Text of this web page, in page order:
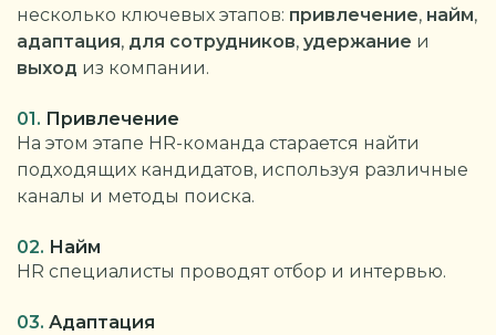
несколько ключевых этапов: привлечение, найм,
адаптация, для сотрудников, удержание и
выход из компании.
01. Привлечение
На этом этапе HR-команда старается найти
подходящих кандидатов, используя различные
каналы и методы поиска.
02. Найм
HR специалисты проводят отбор и интервью.
03. Адаптация